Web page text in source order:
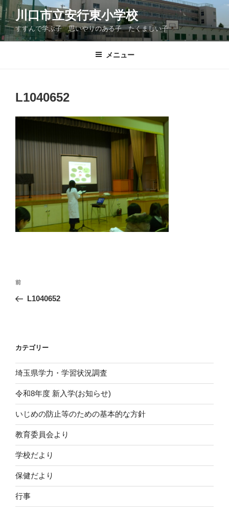
コ
ン
テ
ン
川口市立安行東小学校
すすんで学ぶ子 思いやりのある子 たくましい子
メニュー
L1040652
投
ナ
ー
シ
ョ
ン
前
の
前
L1040652
カテゴリー
埼玉県学力・学習状況調査
令和8年度 新入学(お知らせ)
いじめの防止等のための基本的な方針
教育委員会より
学校だより
保健だより
行事